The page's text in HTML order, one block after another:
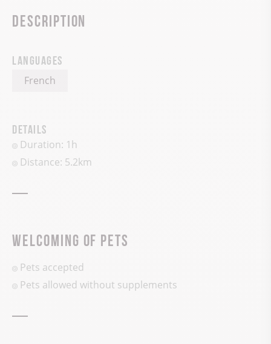
Description
Languages
French
Details
Duration: 1h
Distance: 5.2km
Welcoming of pets
Pets accepted
Pets allowed without supplements